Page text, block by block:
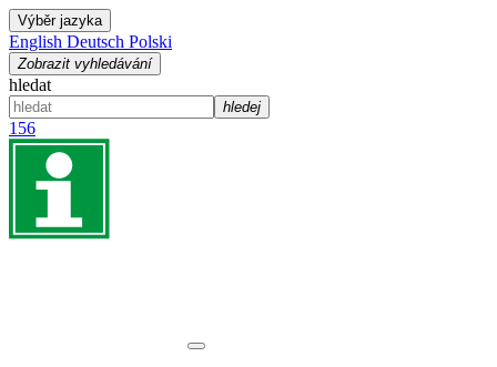
Výběr jazyka
English Deutsch Polski
Zobrazit vyhledávání
hledat
hledej
156